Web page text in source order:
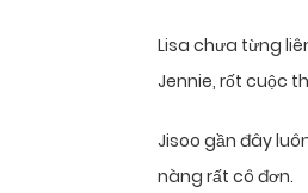
Lisa chưa từng
Jennie, rốt cuộc
Jisoo gần đây
nàng rất cô đơn.